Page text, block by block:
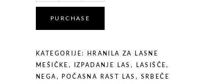
-
Terapija
Proti
Las
-
1
PURCHASE
KATEGORIJE:
HRANILA ZA LASNE
MEŠIČKE , IZPADANJE LAS , LASIŠČE,
NEGA , POČASNA RAST LAS , SRBEČE